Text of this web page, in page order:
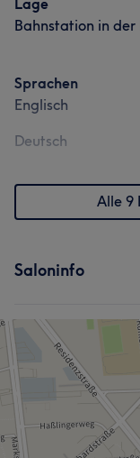
Freundlich
Professionell
Lage
Bahnstation in der
Sprachen
Englisch
Deutsch
Alle 9
Saloninfo